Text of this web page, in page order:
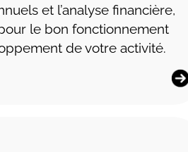
et l’analyse financière,
le bon fonctionnement
de votre activité.